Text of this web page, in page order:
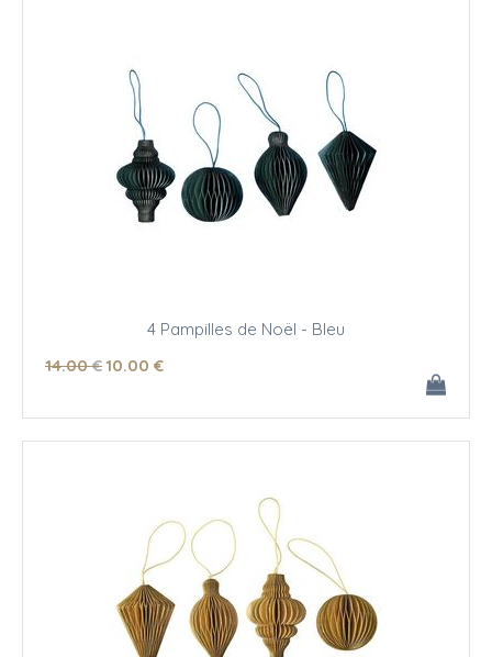
4 Pampilles de Noël - Bleu
14.00 €10.00 €